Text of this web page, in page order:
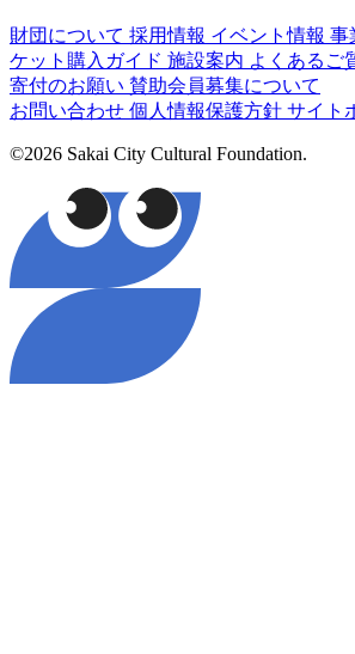
財団について 採用情報 イベント情報 事
ケット購入ガイド 施設案内 よくあるご
寄付のお願い 賛助会員募集について
お問い合わせ 個人情報保護方針 サイト
©2026 Sakai City Cultural Foundation.